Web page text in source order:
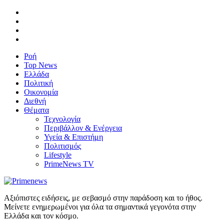
Ροή
Top News
Ελλάδα
Πολιτική
Οικονομία
Διεθνή
Θέματα
Τεχνολογία
Περιβάλλον & Ενέργεια
Υγεία & Επιστήμη
Πολιτισμός
Lifestyle
PrimeNews TV
Αξιόπιστες ειδήσεις, με σεβασμό στην παράδοση και το ήθος.
Μείνετε ενημερωμένοι για όλα τα σημαντικά γεγονότα στην
Ελλάδα και τον κόσμο.